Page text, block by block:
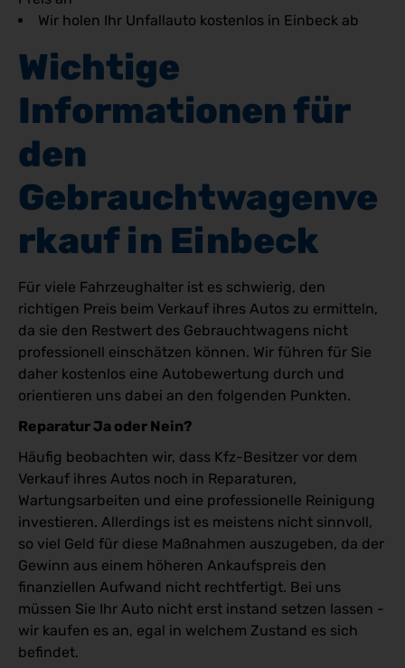
Wir holen Ihr Unfallauto kostenlos in Einbeck ab
Wichtige
Informationen für
den
Gebrauchtwagenve
rkauf in Einbeck
Für viele Fahrzeughalter ist es schwierig, den
richtigen Preis beim Verkauf ihres Autos zu ermitteln,
da sie den Restwert des Gebrauchtwagens nicht
professionell einschätzen können. Wir führen für Sie
daher kostenlos eine Autobewertung durch und
orientieren uns dabei an den folgenden Punkten.
Reparatur Ja oder Nein?
Häufig beobachten wir, dass Kfz-Besitzer vor dem
Verkauf ihres Autos noch in Reparaturen,
Wartungsarbeiten und eine professionelle Reinigung
investieren. Allerdings ist es meistens nicht sinnvoll,
so viel Geld für diese Maßnahmen auszugeben, da der
Gewinn aus einem höheren Ankaufspreis den
finanziellen Aufwand nicht rechtfertigt. Bei uns
müssen Sie Ihr Auto nicht erst instand setzen lassen -
wir kaufen es an, egal in welchem Zustand es sich
befindet.